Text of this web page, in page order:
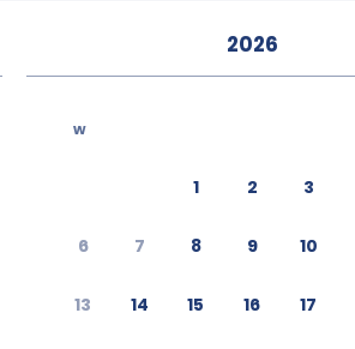
2026
w
1 2 3
6 7 8 9 10
13 14 15 16 17